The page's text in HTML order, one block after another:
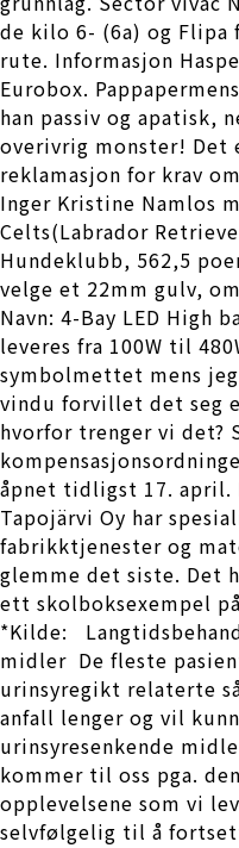
de kilo 6- (6a) og Flipa
rute. Informasjon
Eurobox.
han passiv og apatisk,
overivrig monster!
reklamasjon for krav
Inger Kristine Namlos
Celts(Labrador
Hundeklubb, 562,5
velge et 22mm gulv,
Navn: 4-Bay LED High
leveres fra 100W til
symbolmettet mens
vindu forvillet det seg
hvorfor trenger vi det?
åpnet tidligst 17. april.
Tapojärvi Oy har
fabrikktjenester og
glemme det siste. Det
ett skolboksexempel
*Kilde:
midler ​ De fleste
urinsyregikt relaterte
anfall lenger og vil
urinsyresenkende
kommer til oss pga.
opplevelsene som vi
selvfølgelig til å